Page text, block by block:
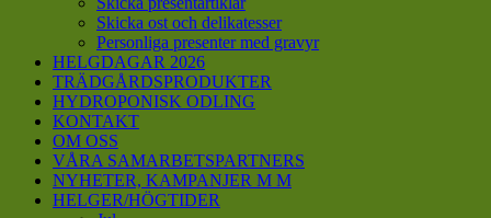
Skicka ost och delikatesser
Personliga presenter med gravyr
HELGDAGAR 2026
TRÄDGÅRDSPRODUKTER
HYDROPONISK ODLING
KONTAKT
OM OSS
VÅRA SAMARBETSPARTNERS
NYHETER, KAMPANJER M M
HELGER/HÖGTIDER